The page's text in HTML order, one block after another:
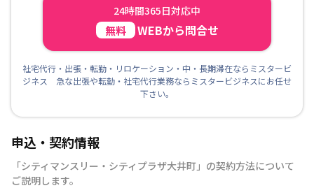
24時間365日対応中
無料 WEBから問合せ
社宅代行・出張・転勤・リロケーション・中・長期滞在ならミスタービ
ジネス 急な出張や転勤・社宅代行業務ならミスタービジネスにお任せ
下さい。
申込・契約情報
「シティマンスリー・シティプラザ大井町 」の契約方法について
ご説明します。